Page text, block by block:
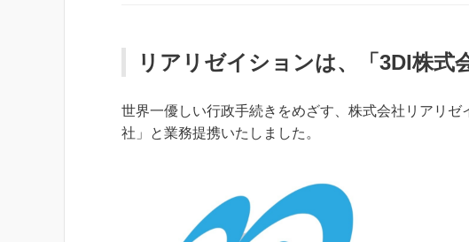
リアリゼイションは、「3DI株式
世界一優しい行政手続きをめざす、株式会社リアリ
社」と業務提携いたしました。